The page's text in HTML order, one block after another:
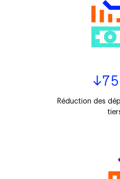
Réduction des